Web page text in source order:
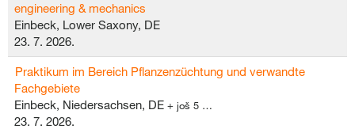
engineering & mechanics
Einbeck, Lower Saxony, DE
23. 7. 2026.
Praktikum im Bereich Pflanzenzüchtung und verwandte
Fachgebiete
Einbeck, Niedersachsen, DE + još 5 …
23. 7. 2026.